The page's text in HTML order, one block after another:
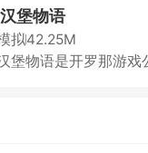
战百万富翁的终极目
类繁多，面值越高奖
币、尺子、铲子等多
，沉浸式体验真实刮
堡物语
拟42.25M
堡物语是开罗那游戏
出炸鱼排配塔塔酱、
创意汉堡，S级汉堡